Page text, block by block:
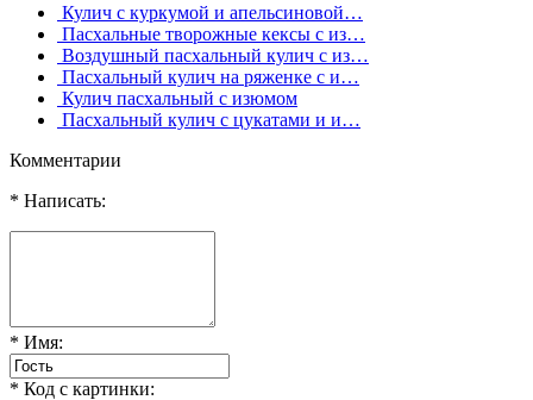
Кулич с куркумой и апельсиновой…
Пасхальные творожные кексы с из…
Воздушный пасхальный кулич с из…
Пасхальный кулич на ряженке с и…
Кулич пасхальный с изюмом
Пасхальный кулич с цукатами и и…
Комментарии
* Написать:
* Имя:
* Код с картинки: